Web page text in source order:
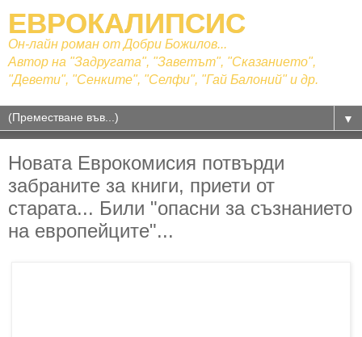
ЕВРОКАЛИПСИС
Он-лайн роман от Добри Божилов...
Автор на "Задругата", "Заветът", "Сказанието",
"Девети", "Сенките", "Селфи", "Гай Балоний" и др.
▼
Новата Еврокомисия потвърди
забраните за книги, приети от
старата... Били "опасни за съзнанието
на европейците"...